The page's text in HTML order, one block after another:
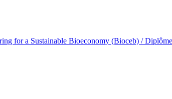
for a Sustainable Bioeconomy (Bioceb) /